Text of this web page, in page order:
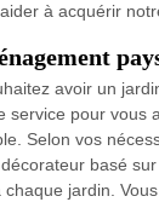
à acquérir
avoir un
service pour vous
Selon vos
basé
chaque jardin.